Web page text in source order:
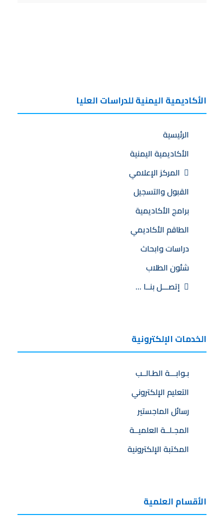
الأكاديمية اليمنية للدراسات العليا
الرئيسية
الأكاديمية اليمنية
المركز الإعلامي
القبول والتسجيل
برامج الأكاديمية
الطاقم الأكاديمي
دراسات وابحاث
شئون الطلاب
إتصـــل بنــا …
الخدمات الإلكترونية
بـوابـــة الطـالــب
التعليم الإلكتروني
رسائل الماجستير
المجـلــة العلميــة
المكتبة الإلكترونية
الأقسام العلمية